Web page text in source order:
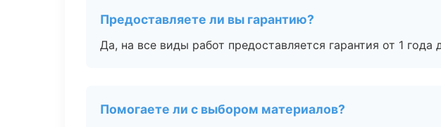
Предоставляете ли вы гарантию?
Да, на все виды работ предоставляется гарантия от 1
Помогаете ли с выбором материалов?